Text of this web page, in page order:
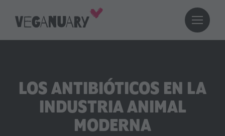
LOS ANTIBIÓTICOS EN LA
INDUSTRIA ANIMAL
MODERNA